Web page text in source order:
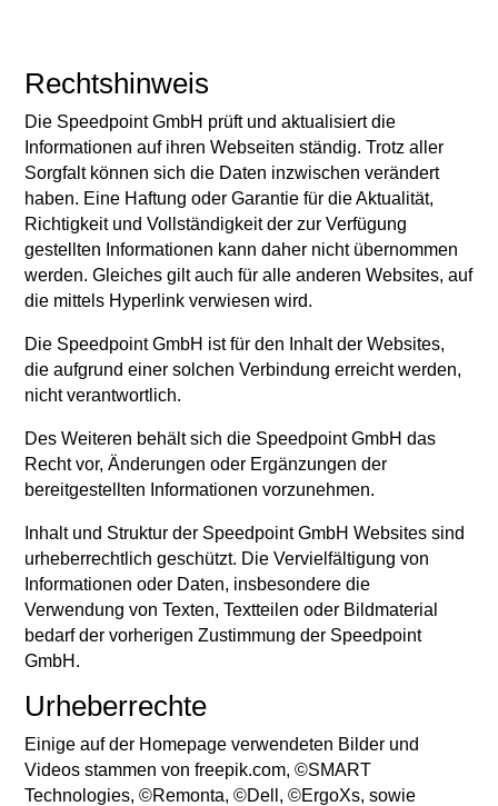
Rechtshinweis
Die Speedpoint GmbH prüft und aktualisiert die
Informationen auf ihren Webseiten ständig. Trotz aller
Sorgfalt können sich die Daten inzwischen verändert
haben. Eine Haftung oder Garantie für die Aktualität,
Richtigkeit und Vollständigkeit der zur Verfügung
gestellten Informationen kann daher nicht übernommen
werden. Gleiches gilt auch für alle anderen Websites, auf
die mittels Hyperlink verwiesen wird.
Die Speedpoint GmbH ist für den Inhalt der Websites,
die aufgrund einer solchen Verbindung erreicht werden,
nicht verantwortlich.
Des Weiteren behält sich die Speedpoint GmbH das
Recht vor, Änderungen oder Ergänzungen der
bereitgestellten Informationen vorzunehmen.
Inhalt und Struktur der Speedpoint GmbH Websites sind
urheberrechtlich geschützt. Die Vervielfältigung von
Informationen oder Daten, insbesondere die
Verwendung von Texten, Textteilen oder Bildmaterial
bedarf der vorherigen Zustimmung der Speedpoint
GmbH.
Urheberrechte
Einige auf der Homepage verwendeten Bilder und
Videos stammen von freepik.com, ©SMART
Technologies, ©Remonta, ©Dell, ©ErgoXs, sowie